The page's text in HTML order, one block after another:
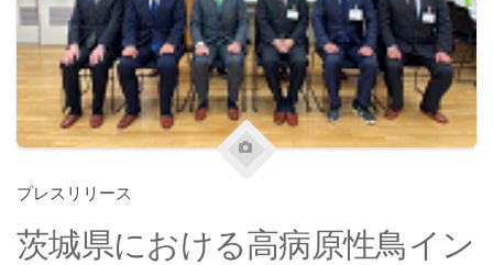
プレスリリース
茨城県における高病原性鳥イン